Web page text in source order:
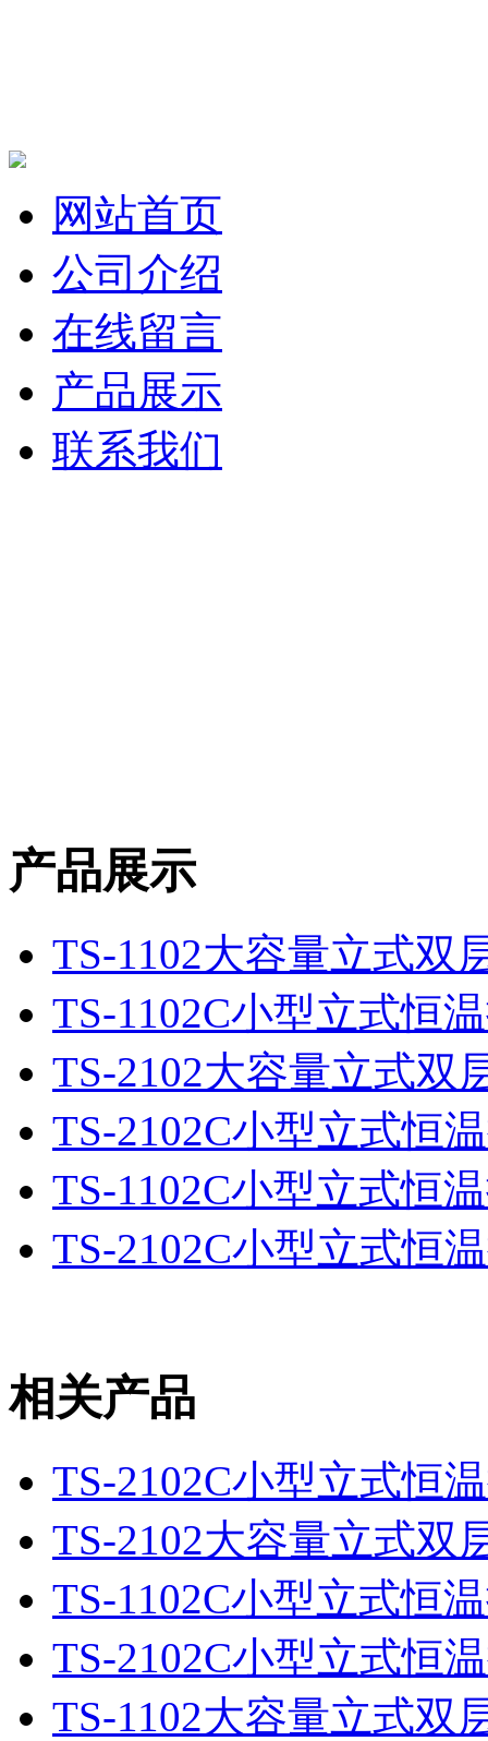
网站首页
公司介绍
在线留言
产品展示
联系我们
产品展示
TS-1102大容量立式双
TS-1102C小型立式恒
TS-2102大容量立式双
TS-2102C小型立式恒
TS-1102C小型立式恒
TS-2102C小型立式恒
相关产品
TS-2102C小型立式恒
TS-2102大容量立式双
TS-1102C小型立式恒
TS-2102C小型立式恒
TS-1102大容量立式双